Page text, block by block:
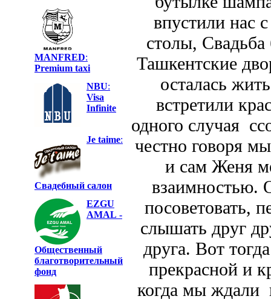
MANFRED:
Premium taxi
NBU:
Visa
Infinite
Je taime:
Свадебный салон
EZGU
AMAL -
Общественный
благотворительный
фонд
впустили нас
столы, Свадьба
Ташкентские
осталась
встретили
одного случая
честно говоря
и сам Женя
взаимностью.
посоветовать,
слышать друг
друга. Вот
прекрасной и
когда мы ждали